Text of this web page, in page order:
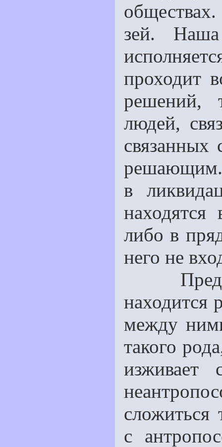
зей.
проходит
решений,
людей,
связанных
решающим.
в
либо в
него не
находится
между
такого
изживает
сложиться
с